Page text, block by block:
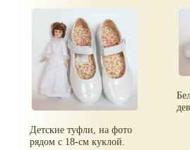
Детские туфли, на фото
рядом с 18-см куклой.